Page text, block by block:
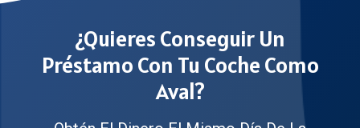
¿Quieres Conseguir Un
Préstamo Con Tu Coche Como
Aval?